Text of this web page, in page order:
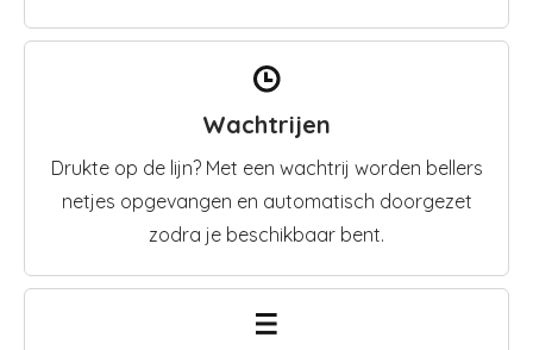
Wachtrijen
Drukte op de lijn? Met een wachtrij worden bellers
netjes opgevangen en automatisch doorgezet
zodra je beschikbaar bent.